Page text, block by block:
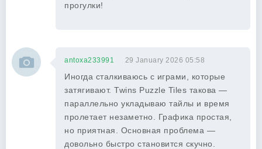
прогулки!
antoxa233991 29 January 2026 05:58
Иногда сталкиваюсь с играми, которые
затягивают. Twins Puzzle Tiles такова —
параллельно укладываю тайлы и время
пролетает незаметно. Графика простая,
но приятная. Основная проблема —
довольно быстро становится скучно.